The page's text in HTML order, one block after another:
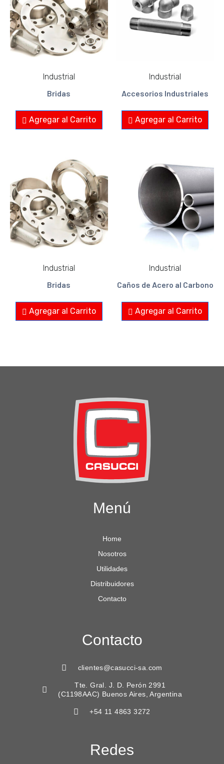
Industrial
Bridas
Agregar al Carrito
Industrial
Accesorios Industriales
Agregar al Carrito
Industrial
Bridas
Agregar al Carrito
Industrial
Caños de Acero al Carbono
Agregar al Carrito
Menú
Home
Nosotros
Utilidades
Distribuidores
Contacto
Contacto
clientes@casucci-sa.com
Tte. Gral. J. D. Perón 2991
(C1198AAC) Buenos Aires, Argentina
+54 11 4863 3272
Redes